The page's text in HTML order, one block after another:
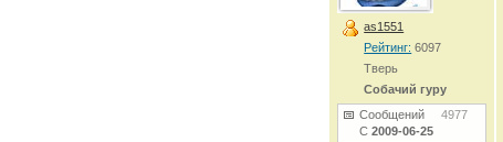
as1551
Рейтинг: 6097
Тверь
Собачий гуру
Сообщений4977
С2009-06-25